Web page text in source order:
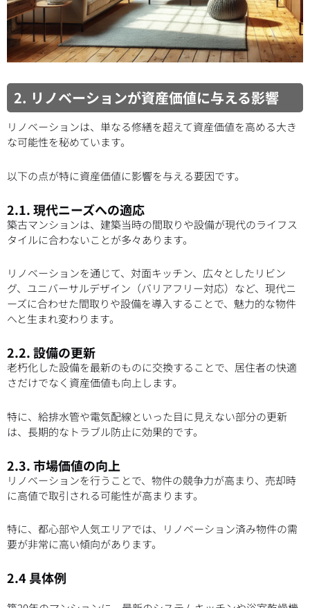
2. リノベーションが資産価値に与える影響
リノベーションは、単なる修繕を超えて資産価値を高める大き
な可能性を秘めています。
以下の点が特に資産価値に影響を与える要因です。
2.1. 現代ニーズへの適応
築古マンションは、建築当時の間取りや設備が現代のライフス
タイルに合わないことが多々あります。
リノベーションを通じて、対面キッチン、広々としたリビン
グ、ユニバーサルデザイン（バリアフリー対応）など、現代ニ
ーズに合わせた間取りや設備を導入することで、魅力的な物件
へと生まれ変わります。
2.2. 設備の更新
老朽化した設備を最新のものに交換することで、居住者の快適
さだけでなく資産価値も向上します。
特に、給排水管や電気配線といった目に見えない部分の更新
は、長期的なトラブル防止に効果的です。
2.3. 市場価値の向上
リノベーションを行うことで、物件の競争力が高まり、売却時
に高値で取引される可能性が高まります。
特に、都心部や人気エリアでは、リノベーション済み物件の需
要が非常に高い傾向があります。
2.4 具体例